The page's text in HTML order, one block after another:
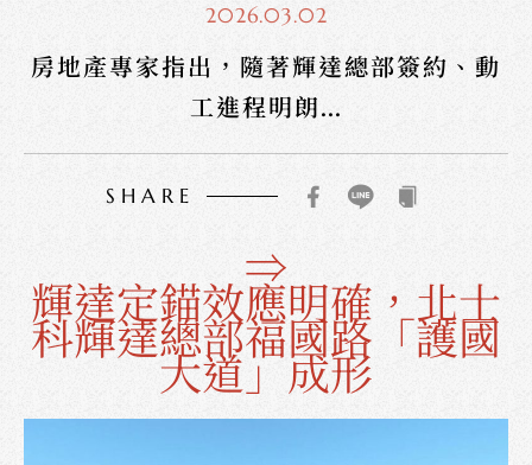
最新推案
都更進度
2026.03.02
房地產專家指出，隨著輝達總部簽約、動
工進程明朗...
SHARE
⇒
輝達定錨效應明確，北士
科輝達總部福國路「護國
大道」成形